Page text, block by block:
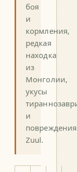
боя
и
кормления,
редкая
находка
из
Монголии,
укусы
и
повреждения
Zuul.